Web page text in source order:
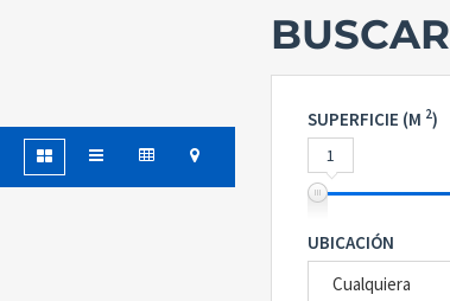
BUSCAR
SUPERFICIE (M 2)
1
UBICACIÓN
Cualquiera